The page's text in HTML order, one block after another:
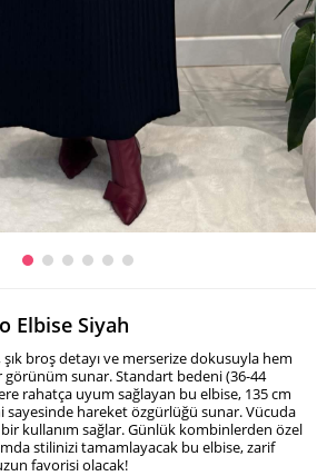
Elbise Siyah
broş detayı ve merserize dokusuyla hem
sunar. Standart bedeni (36-44
rahatça uyum sağlayan bu elbise, 135 cm
sayesinde hareket özgürlüğü sunar. Vücuda
kullanım sağlar. Günlük kombinlerden özel
stilinizi tamamlayacak bu elbise, zarif
favorisi olacak!